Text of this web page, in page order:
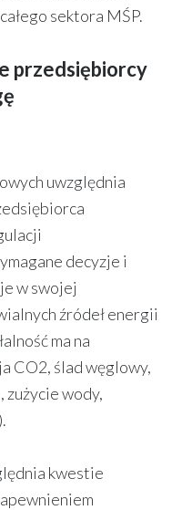
sektora MŚP.
przedsiębiorcy
uwzględnia
decyzje i
w swojej
źródeł energii
ma na
CO2, ślad węglowy,
wody,
kwestie